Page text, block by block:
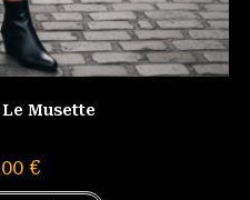
Musette
€